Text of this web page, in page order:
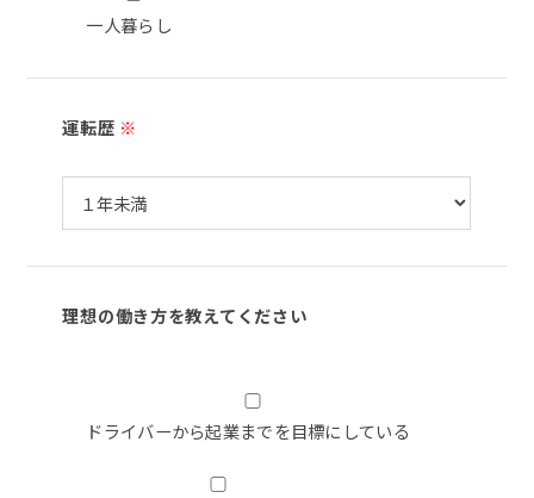
一人暮らし
運転歴 ※
理想の働き方を教えてください
ドライバーから起業までを目標にしている